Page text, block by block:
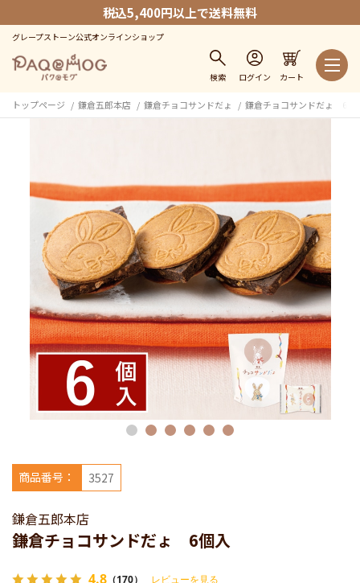
税込5,400円以上で送料無料
グレープストーン公式オンラインショップ
検索 ログイン カート
トップページ 鎌倉五郎本店 鎌倉チョコサンドだょ 鎌倉チョコサンドだょ 6個
鎌倉五郎本店
鎌倉チョコサンドだょ 6個入
商品番号： 3527
4.8 （170） レビューを見る